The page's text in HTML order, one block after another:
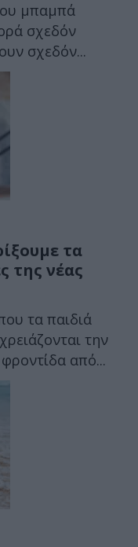
μπαμπά
σχεδόν
σχεδόν...
τα
της νέας
τα παιδιά
την
από...